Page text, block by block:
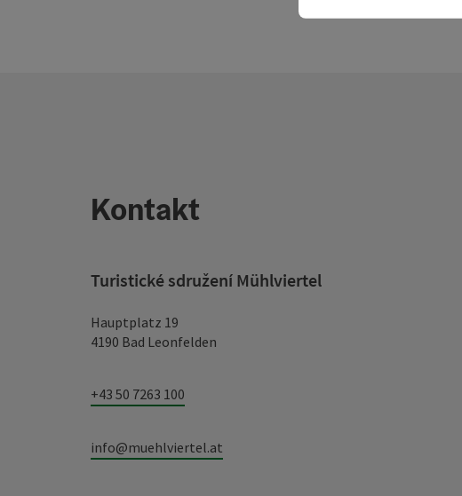
Kontakt
Turistické sdružení Mühlviertel
Hauptplatz 19
4190 Bad Leonfelden
+43 50 7263 100
info@muehlviertel.at